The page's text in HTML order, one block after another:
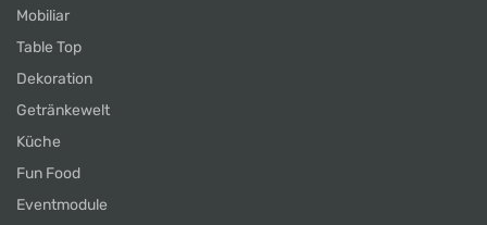
Mobiliar
Table Top
Dekoration
Getränkewelt
Küche
Fun Food
Eventmodule